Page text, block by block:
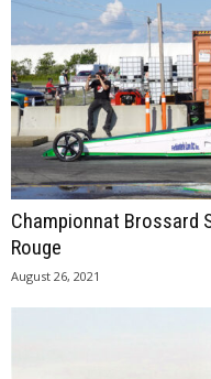
Championnat Brossard
Rouge
August 26, 2021